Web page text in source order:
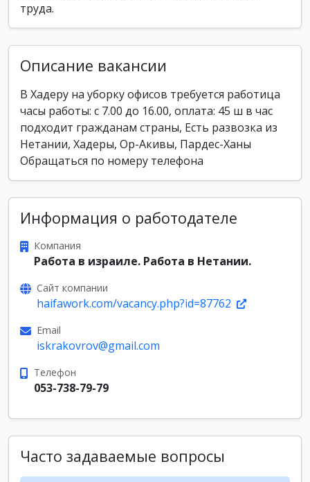
труда.
Описание вакансии
В Хадеру на уборку офисов требуется работица
часы работы: с 7.00 до 16.00, оплата: 45 ш в час
подходит гражданам страны, Есть развозка из
Нетании, Хадеры, Ор-Акивы, Пардес-Ханы
Обращаться по номеру телефона
Информация о работодателе
Компания
Работа в израиле. Работа в Нетании.
Сайт компании
haifawork.com/vacancy.php?id=87762
Email
iskrakovrov@gmail.com
Телефон
053-738-79-79
Часто задаваемые вопросы